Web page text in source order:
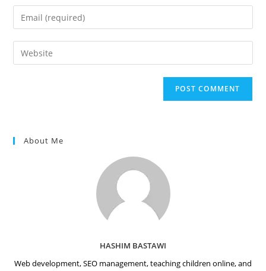
name
comment
Enter
your
email
address
Enter
your
About Me
HASHIM BASTAWI
Web development, SEO management, teaching children online, and